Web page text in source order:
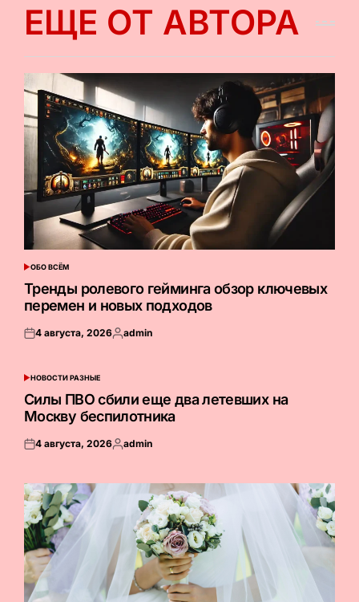
ЕЩЕ ОТ АВТОРА
ОПУБЛИКОВАНО
В
ОБО ВСЁМ
Тренды ролевого гейминга обзор ключевых
перемен и новых подходов
Опубликовано
4 августа, 2026Запись
admin
ОПУБЛИКОВАНО
НОВОСТИ РАЗНЫЕ
Силы ПВО сбили еще два летевших на
Москву беспилотника
Опубликовано
4 августа, 2026Запись
admin